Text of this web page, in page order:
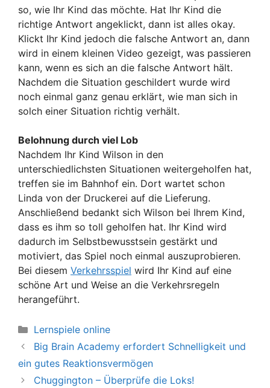
so, wie Ihr Kind das möchte. Hat Ihr Kind die
richtige Antwort angeklickt, dann ist alles okay.
Klickt Ihr Kind jedoch die falsche Antwort an, dann
wird in einem kleinen Video gezeigt, was passieren
kann, wenn es sich an die falsche Antwort hält.
Nachdem die Situation geschildert wurde wird
noch einmal ganz genau erklärt, wie man sich in
solch einer Situation richtig verhält.
Belohnung durch viel Lob
Nachdem Ihr Kind Wilson in den
unterschiedlichsten Situationen weitergeholfen hat,
treffen sie im Bahnhof ein. Dort wartet schon
Linda von der Druckerei auf die Lieferung.
Anschließend bedankt sich Wilson bei Ihrem Kind,
dass es ihm so toll geholfen hat. Ihr Kind wird
dadurch im Selbstbewusstsein gestärkt und
motiviert, das Spiel noch einmal auszuprobieren.
Bei diesem Verkehrsspiel wird Ihr Kind auf eine
schöne Art und Weise an die Verkehrsregeln
herangeführt.
Kategorien
Lernspiele online
Big Brain Academy erfordert Schnelligkeit und
ein gutes Reaktionsvermögen
Chuggington – Überprüfe die Loks!